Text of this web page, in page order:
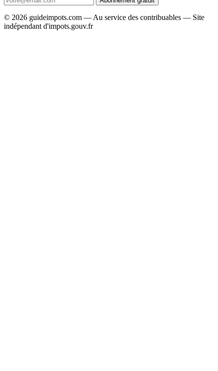
© 2026 guideimpots.com — Au service des contribuables — Site
indépendant d'impots.gouv.fr